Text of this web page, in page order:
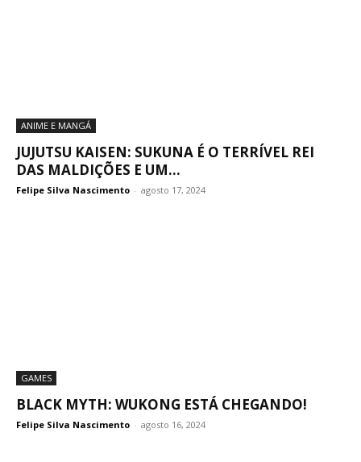
ANIME E MANGÁ
JUJUTSU KAISEN: SUKUNA É O TERRÍVEL REI
DAS MALDIÇÕES E UM...
Felipe Silva Nascimento - agosto 17, 2024
GAMES
BLACK MYTH: WUKONG ESTÁ CHEGANDO!
Felipe Silva Nascimento - agosto 16, 2024